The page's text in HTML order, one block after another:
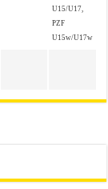
U15/U17,
PZF
U15w/U17w